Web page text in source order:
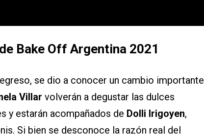
Bake Off Argentina 2021
se dio a conocer un cambio importante
Villar volverán a degustar las dulces
y estarán acompañados de Dolli Irigoyen,
Si bien se desconoce la razón real del